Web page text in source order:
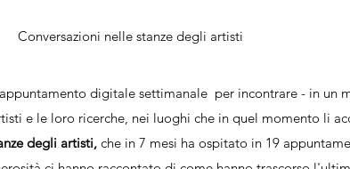
Conversazioni nelle stanze degli artisti
digitale settimanale per incontrare - in un
e le loro ricerche, nei luoghi che in quel momento li
degli artisti, che in 7 mesi ha ospitato in 19